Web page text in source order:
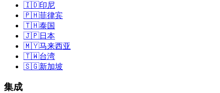
🇮🇩印尼
🇵🇭菲律宾
🇹🇭泰国
🇯🇵日本
🇲🇾马来西亚
🇹🇼台湾
🇸🇬新加坡
集成